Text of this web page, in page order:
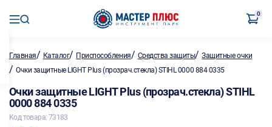
0
Главная/ Каталог/ Приспособления/ Средства защиты/Защитные очки
/ Очки защитные LIGHT Plus (прозрач.стекла) STIHL 0000 884 0335
Очки защитные LIGHT Plus (прозрач.стекла) STIHL
0000 884 0335
Код товара: 73183